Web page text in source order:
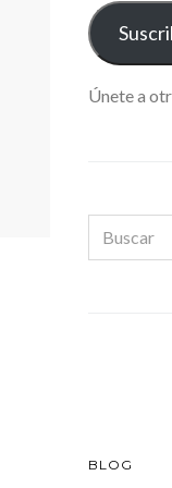
ELECTRÓNICO
Únete a
FOR:
BLOG